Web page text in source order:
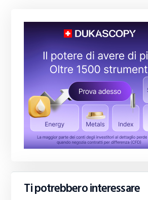
Ti potrebbero interessare